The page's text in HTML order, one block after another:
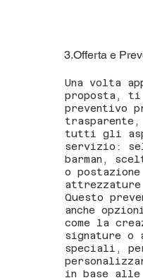
3.Offerta e
Una volta
proposta, ti
preventivo
trasparente,
tutti gli
servizio:
barman,
o
attrezzature
Questo
anche
come la
signature o
speciali,
in base alle